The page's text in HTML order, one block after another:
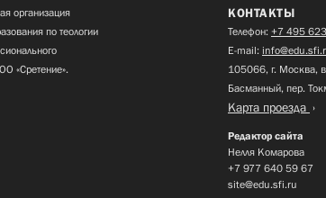
организация
по теологии
«Сретение».
КОНТАКТЫ
Телефон: +7 495
E-mail:
105066, г. Москва,
Басманный, пер.
Карта проезда
Редактор сайта
Нелля Комарова
+7 977 640 59 67
site@edu.sfi.ru